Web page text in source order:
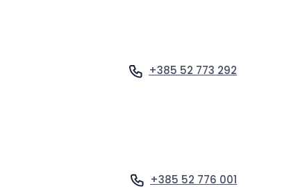
+385 52 773 292
+385 52 776 001